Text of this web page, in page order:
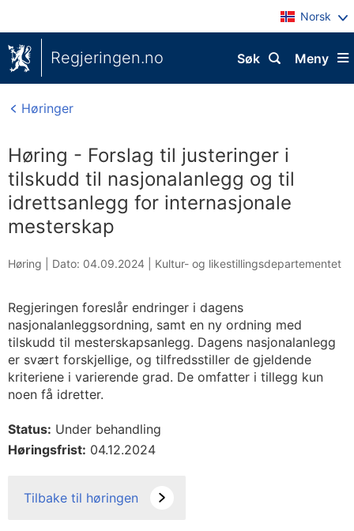
Norsk
Regjeringen.no Meny
Søk
Høringer
Høring - Forslag til justeringer i
tilskudd til nasjonalanlegg og til
idrettsanlegg for internasjonale
mesterskap
Høring | Dato: 04.09.2024 Kultur- og likestillingsdepartementet
Regjeringen foreslår endringer i dagens
nasjonalanleggsordning, samt en ny ordning med
tilskudd til mesterskapsanlegg. Dagens nasjonalanlegg
er svært forskjellige, og tilfredsstiller de gjeldende
kriteriene i varierende grad. De omfatter i tillegg kun
noen få idretter.
Status: Under behandling
Høringsfrist: 04.12.2024
Tilbake til høringen